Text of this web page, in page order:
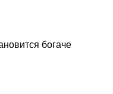
богаче